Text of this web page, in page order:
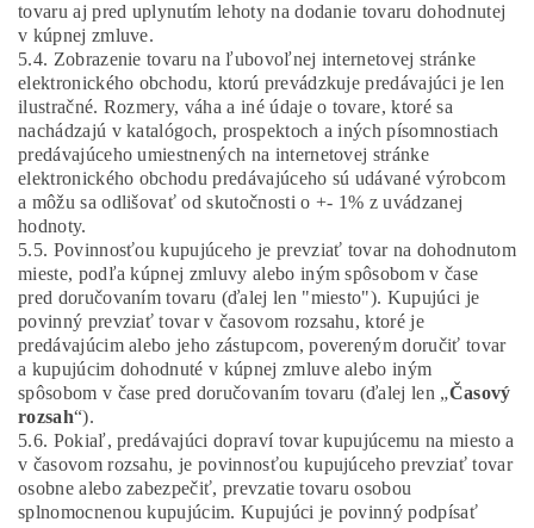
tovaru aj pred uplynutím lehoty na dodanie tovaru dohodnutej
v kúpnej zmluve.
5.4. Zobrazenie tovaru na ľubovoľnej internetovej stránke
elektronického obchodu, ktorú prevádzkuje predávajúci je len
ilustračné. Rozmery, váha a iné údaje o tovare, ktoré sa
nachádzajú v katalógoch, prospektoch a iných písomnostiach
predávajúceho umiestnených na internetovej stránke
elektronického obchodu predávajúceho sú udávané výrobcom
a môžu sa odlišovať od skutočnosti o +- 1% z uvádzanej
hodnoty.
5.5. Povinnosťou kupujúceho je prevziať tovar na dohodnutom
mieste, podľa kúpnej zmluvy alebo iným spôsobom v čase
pred doručovaním tovaru (ďalej len "miesto"). Kupujúci je
povinný prevziať tovar v časovom rozsahu, ktoré je
predávajúcim alebo jeho zástupcom, povereným doručiť tovar
a kupujúcim dohodnuté v kúpnej zmluvealebo iným
spôsobom v čase pred doručovaním tovaru (ďalej len „Časový
rozsah“).
5.6. Pokiaľ, predávajúci dopraví tovar kupujúcemu na miesto a
v časovom rozsahu, je povinnosťou kupujúceho prevziať tovar
osobne alebo zabezpečiť, prevzatie tovaru osobou
splnomocnenou kupujúcim. Kupujúci je povinný podpísať